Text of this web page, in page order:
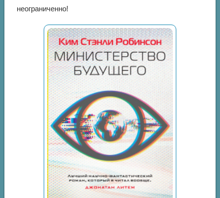
неограниченно!